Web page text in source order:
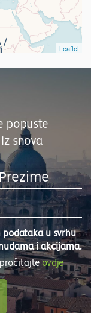
Leaflet
popuste
snova
podataka u svrhu
i akcijama.
pročitajteovdje